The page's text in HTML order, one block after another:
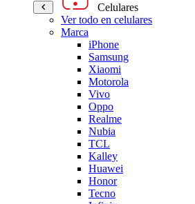
Celulares
Ver todo en celulares
Marca
iPhone
Samsung
Xiaomi
Motorola
Vivo
Oppo
Realme
Nubia
TCL
Kalley
Huawei
Honor
Tecno